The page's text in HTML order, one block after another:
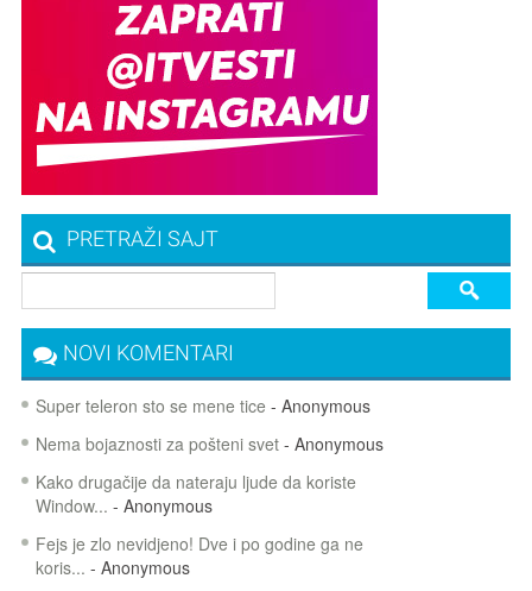
PRETRAŽI SAJT
NOVI KOMENTARI
Super teleron sto se mene tice - Anonymous
Nema bojaznosti za pošteni svet- Anonymous
Kako drugačije da nateraju ljude da koriste
Window... - Anonymous
Fejs je zlo nevidjeno! Dve i po godine ga ne
koris... - Anonymous